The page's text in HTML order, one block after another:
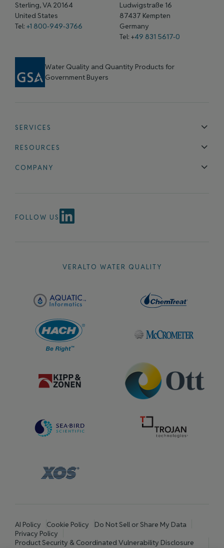
Sterling, VA 20164
United States
Tel: +1 800-949-3766
Ludwigstraße 16
87437 Kempten
Germany
Tel: +49 831 5617-0
Water Quality and Quantity Products for
Government Buyers
SERVICES
RESOURCES
COMPANY
FOLLOW US
VERALTO WATER QUALITY
AI Policy Cookie Policy
Do Not Sell or Share My Data
Privacy Policy
Product Security & Coordinated Vulnerability Disclosure